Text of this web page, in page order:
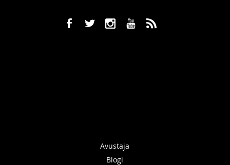
b a x r ,
Avustaja
Blogi